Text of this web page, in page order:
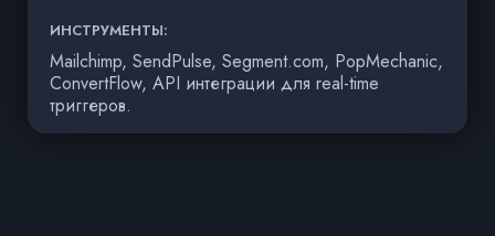
ИНСТРУМЕНТЫ:
Mailchimp, SendPulse, Segment.com, PopMechanic,
ConvertFlow, API интеграции для real-time
триггеров.